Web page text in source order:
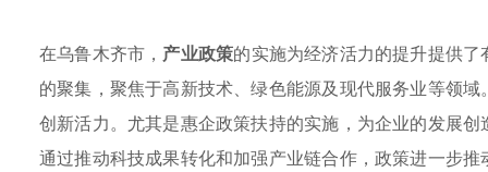
在乌鲁木齐市， 产业政策的实施为经济活力的提升提供
的聚集，聚焦于高新技术、绿色能源及现代服务业等领
创新活力。尤其是惠企政策扶持的实施，为企业的发展
通过推动科技成果转化和加强产业链合作，政策进一步